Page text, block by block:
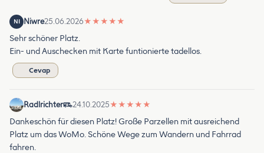
NI Niwre25.06.2026★ ★ ★ ★ ★
Sehr schöner Platz.
Ein- und Auschecken mit Karte funtionierte tadellos.
Cevap
Radlrichter 24.10.2025★ ★ ★ ★ ★
Dankeschön für diesen Platz! Große Parzellen mit ausreichend
Platz um das WoMo. Schöne Wege zum Wandern und Fahrrad
fahren.